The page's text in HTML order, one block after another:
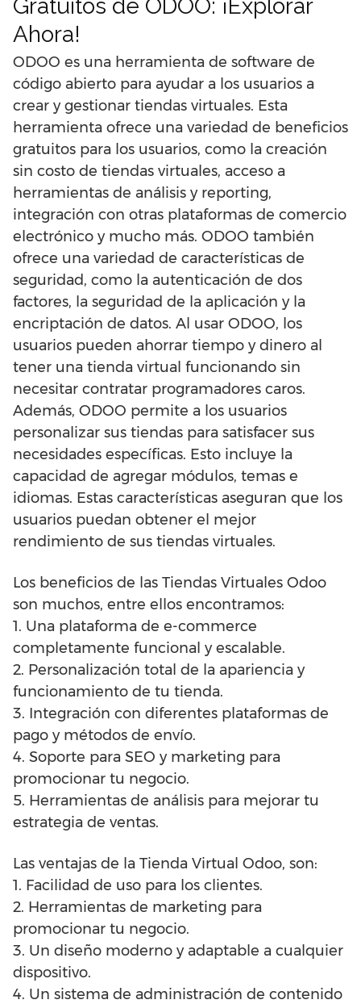
Gratuitos de ODOO: ¡Explorar
Ahora!
ODOO es una herramienta de software de
código abierto para ayudar a los usuarios a
crear y gestionar tiendas virtuales. Esta
herramienta ofrece una variedad de beneficios
gratuitos para los usuarios, como la creación
sin costo de tiendas virtuales, acceso a
herramientas de análisis y reporting,
integración con otras plataformas de comercio
electrónico y mucho más. ODOO también
ofrece una variedad de características de
seguridad, como la autenticación de dos
factores, la seguridad de la aplicación y la
encriptación de datos. Al usar ODOO, los
usuarios pueden ahorrar tiempo y dinero al
tener una tienda virtual funcionando sin
necesitar contratar programadores caros.
Además, ODOO permite a los usuarios
personalizar sus tiendas para satisfacer sus
necesidades específicas. Esto incluye la
capacidad de agregar módulos, temas e
idiomas. Estas características aseguran que los
usuarios puedan obtener el mejor
rendimiento de sus tiendas virtuales.
Los beneficios de las Tiendas Virtuales Odoo
son muchos, entre ellos encontramos:
1. Una plataforma de e-commerce
completamente funcional y escalable.
2. Personalización total de la apariencia y
funcionamiento de tu tienda.
3. Integración con diferentes plataformas de
pago y métodos de envío.
4. Soporte para SEO y marketing para
promocionar tu negocio.
5. Herramientas de análisis para mejorar tu
estrategia de ventas.
Las ventajas de la Tienda Virtual Odoo, son:
1. Facilidad de uso para los clientes.
2. Herramientas de marketing para
promocionar tu negocio.
3. Un diseño moderno y adaptable a cualquier
dispositivo.
4. Un sistema de administración de contenido